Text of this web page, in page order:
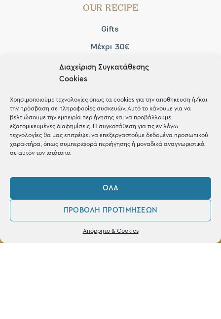
Διαχείριση Συγκατάθεσης
Cookies
Χρησιμοποιούμε τεχνολογίες όπως τα cookies για την αποθήκευση ή/και
την πρόσβαση σε πληροφορίες συσκευών. Αυτό το κάνουμε για να
βελτιώσουμε την εμπειρία περιήγησης και να προβάλλουμε
εξατομικευμένες διαφημίσεις. Η συγκατάθεση για τις εν λόγω
τεχνολογίες θα μας επιτρέψει να επεξεργαστούμε δεδομένα προσωπικού
χαρακτήρα, όπως συμπεριφορά περιήγησης ή μοναδικά αναγνωριστικά
σε αυτόν τον ιστότοπο.
ΌΛΑ
ΠΡΟΒΟΛΉ ΠΡΟΤΙΜΉΣΕΩΝ
Απόρρητο & Cookies
Δεν βρέθηκε κανένα προϊόν που να
ταιριάζει με την επιλογή σας.
OUR RECIPE
Gifts
Μέχρι 30€
Blog
Shop the look
ΚΑΤΑΣΤΗΜΑ
2421 217300
Δευ / Τετ / Σαβ: 09:00 - 15:00
Φίλτρα
0